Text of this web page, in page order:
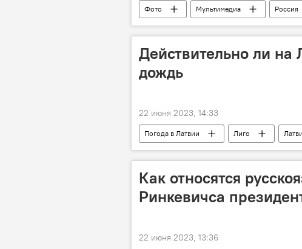
Фото Мультимедиа Россия
День памяти и скорби
Действительно ли на
дождь
22 июня 2023, 14:33
Погода в Латвии Лиго
Янов день
Как относятся
Ринкевичса
22 июня 2023, 13:36